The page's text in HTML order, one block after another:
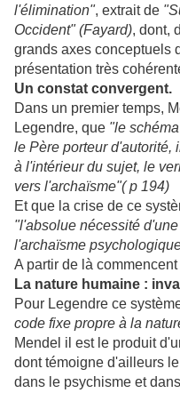
l'élimination", extrait de
Occident" (Fayard), dont,
grands axes conceptuels
présentation très
Un constat convergent.
Dans un premier temps,
Legendre, que "le
le Père porteur d'autorité,
à l'intérieur du sujet, le
vers l'archaïsme"( p 194)
Et que la crise de ce
"l'absolue nécessité
l'archaïsme
A partir de là
La nature humaine :
Pour Legendre ce
code fixe propre à la
Mendel il est le produit
dont témoigne d'ailleurs
dans le psychisme et